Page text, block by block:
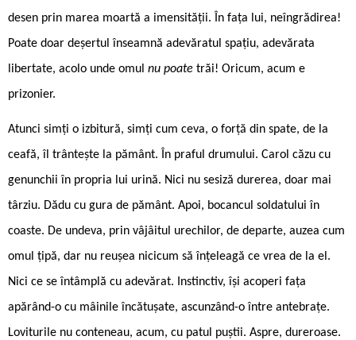
desen prin marea moartă a imensității. În fața lui, neîngrădirea!
Poate doar deșertul înseamnă adevăratul spațiu, adevărata
libertate, acolo unde omul nu poate trăi! Oricum, acum e
prizonier.
Atunci simți o izbitură, simți cum ceva, o forță din spate, de la
ceafă, îl trântește la pământ. În praful drumului. Carol căzu cu
genunchii în propria lui urină. Nici nu sesiză durerea, doar mai
târziu. Dădu cu gura de pământ. Apoi, bocancul soldatului în
coaste. De undeva, prin vâjâitul urechilor, de departe, auzea cum
omul țipă, dar nu reușea nicicum să înțeleagă ce vrea de la el.
Nici ce se întâmplă cu adevărat. Instinctiv, își acoperi fața
apărând-o cu mâinile încătușate, ascunzând-o între antebrațe.
Loviturile nu conteneau, acum, cu patul puștii. Aspre, dureroase.